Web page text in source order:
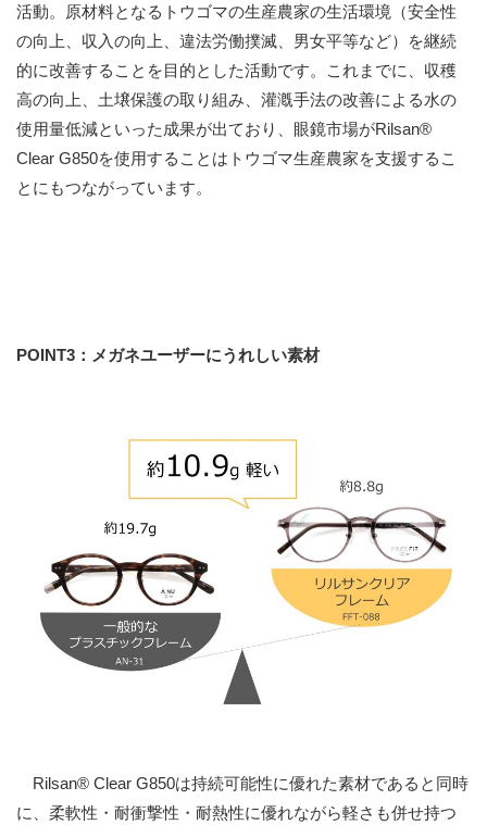
活動。原材料となるトウゴマの生産農家の生活環境（安全性
の向上、収入の向上、違法労働撲滅、男女平等など）を継続
的に改善することを目的とした活動です。これまでに、収穫
高の向上、土壌保護の取り組み、灌漑手法の改善による水の
使用量低減といった成果が出ており、眼鏡市場がRilsan®
Clear G850を使用することはトウゴマ生産農家を支援するこ
とにもつながっています。
POINT3 ：メガネユーザーにうれしい素材
Rilsan® Clear G850は持続可能性に優れた素材であると同時
に、柔軟性・耐衝撃性・耐熱性に優れながら軽さも併せ持つ